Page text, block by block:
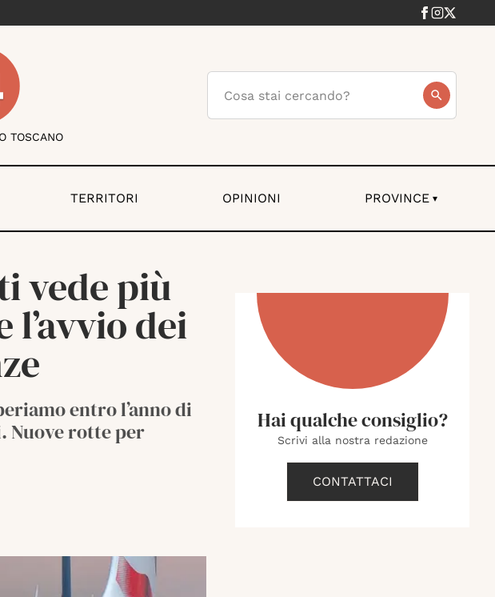
TOSCANO
TERRITORI OPINIONI PROVINCE ▾
vede più
dei
entro l’anno di
Nuove rotte per
Hai qualche consiglio?
Scrivi alla nostra redazione
CONTATTACI